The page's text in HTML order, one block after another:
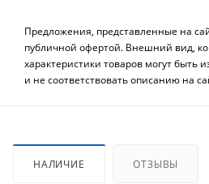
Предложения, представленные на
публичной офертой. Внешний вид,
характеристики товаров могут быть
и не соответствовать описанию на
НАЛИЧИЕ ОТЗЫВЫ